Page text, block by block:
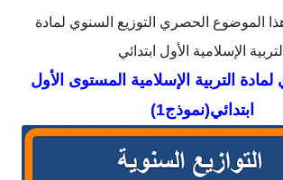
الموضوع الحصري التوزيع السنوي لمادة
التربية الإسلامية الأول ابتدائي
لمادة التربية الإسلامية المستوى الأول
ابتدائي(نموذج1)